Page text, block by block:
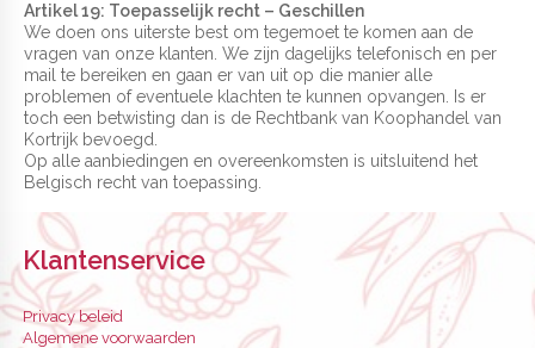
Artikel 19: Toepasselijk recht – Geschillen
We doen ons uiterste best om tegemoet te komen aan de
vragen van onze klanten. We zijn dagelijks telefonisch en per
mail te bereiken en gaan er van uit op die manier alle
problemen of eventuele klachten te kunnen opvangen. Is er
toch een betwisting dan is de Rechtbank van Koophandel van
Kortrijk bevoegd.
Op alle aanbiedingen en overeenkomsten is uitsluitend het
Belgisch recht van toepassing.
Klantenservice
Privacy beleid
Algemene voorwaarden